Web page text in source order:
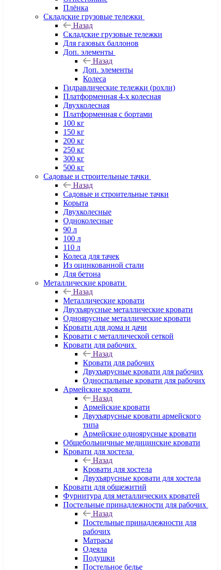
Плёнка
Складские грузовые тележки
Назад
Складские грузовые тележки
Для газовых баллонов
Доп. элементы
Назад
Доп. элементы
Колеса
Гидравлические тележки (рохли)
Платформенная 4-х колесная
Двухколесная
Платформенная с бортами
100 кг
150 кг
200 кг
250 кг
300 кг
500 кг
Садовые и строительные тачки
Назад
Садовые и строительные тачки
Корыта
Двухколесные
Одноколесные
90 л
100 л
110 л
Колеса для тачек
Из оцинкованной стали
Для бетона
Металлические кровати
Назад
Металлические кровати
Двухъярусные металлические кровати
Одноярусные металлические кровати
Кровати для дома и дачи
Кровати с металлической сеткой
Кровати для рабочих
Назад
Кровати для рабочих
Двухъярусные кровати для рабочих
Односпальные кровати для рабочих
Армейские кровати
Назад
Армейские кровати
Двухъярусные кровати армейского
типа
Армейские одноярусные кровати
Общебольничные медицинские кровати
Кровати для хостела
Назад
Кровати для хостела
Двухъярусные кровати для хостела
Кровати для общежитий
Фурнитура для металлических кроватей
Постельные принадлежности для рабочих
Назад
Постельные принадлежности для
рабочих
Матрасы
Одеяла
Подушки
Постельное белье